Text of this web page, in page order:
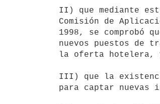
II) que mediante
Comisión de
1998, se comprobó
nuevos puestos de
la oferta hotelera,
III) que la
para captar nuevas